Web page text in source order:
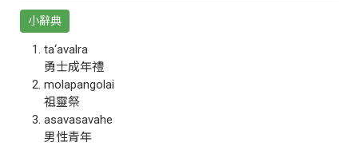
小辭典
ta‘avalra
勇士成年禮
molapangolai
祖靈祭
asavasavahe
男性青年